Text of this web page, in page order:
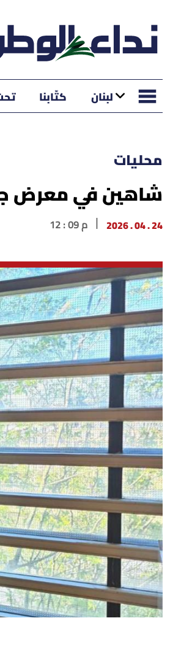
لبنان كتّابنا
محليات
شاهين في معرض
24 . 04 . 2026 12 : 09 م